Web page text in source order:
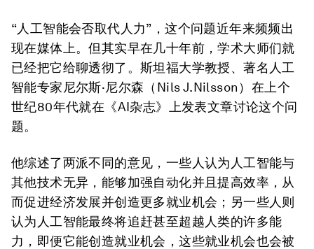
“人工智能会否取代人力”，这个问题近年来频频出
现在媒体上。但其实早在几十年前，学术大师们就
已经把它给聊透彻了。斯坦福大学教授、著名人工
智能专家尼尔斯·尼尔森（Nils J.Nilsson）在上个
世纪80年代就在《AI杂志》上发表文章讨论这个问
题。
他综述了两派不同的意见，一些人认为人工智能与
其他技术无异，能够加强自动化并且提高效率，从
而促进经济发展并创造更多就业机会；另一些人则
认为人工智能最终将追赶甚至超越人类的许多能
力，即便它能创造就业机会，这些就业机会也会被